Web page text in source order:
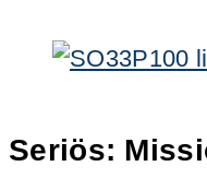
Seriös: